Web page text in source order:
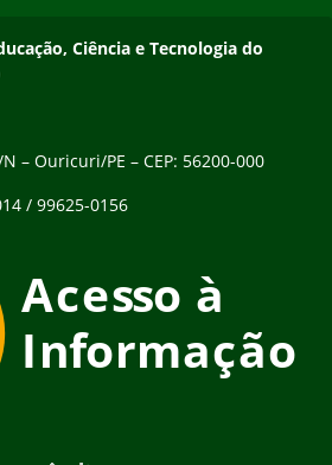
Ciência e Tecnologia do
– Ouricuri/PE – CEP: 56200-000
/ 99625-0156